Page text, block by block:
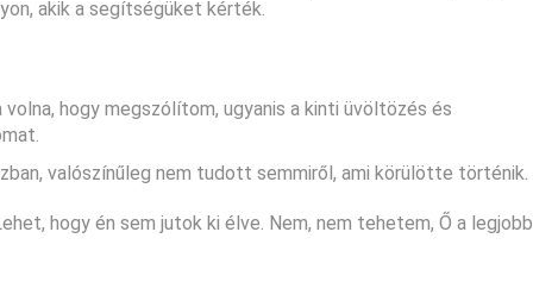
akik a segítségüket kérték.
hogy megszólítom, ugyanis a kinti üvöltözés és
valószínűleg nem tudott semmiről, ami körülötte történik.
hogy én sem jutok ki élve. Nem, nem tehetem, Ő a legjobb